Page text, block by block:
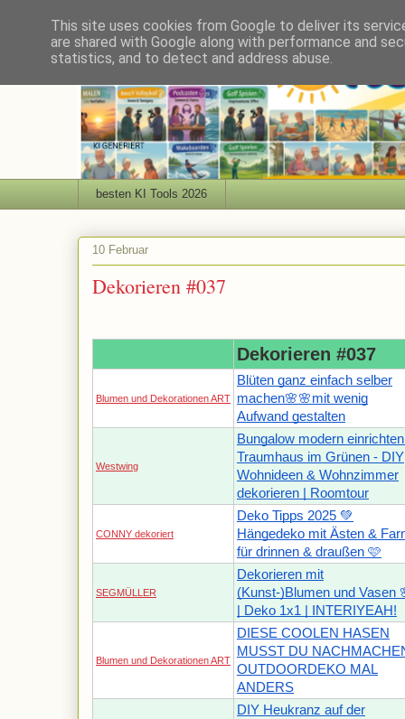
besten KI Tools 2026
10 Februar
Dekorieren #037
Dekorieren #037
Blumen und Dekorationen ART
Blüten ganz einfach selber
machen🌸🌸mit wenig
Aufwand gestalten
Westwing
Bungalow modern
Traumhaus im Grünen - DIY
Wohnideen & Wohnzimmer
dekorieren | Roomtour
CONNY dekoriert
Deko Tipps 2025 💚
Hängedeko mit Ästen &
für drinnen & draußen 🩷
SEGMÜLLER
Dekorieren mit
(Kunst-)Blumen und Vasen
| Deko 1x1 | INTERIYEAH!
Blumen und Dekorationen ART
DIESE COOLEN HASEN
MUSST DU
OUTDOORDEKO MAL
ANDERS
DIY Heukranz auf der
This site uses cookies from Google to deliver its
are shared with Google along with performance and
statistics, and to detect and address abuse.